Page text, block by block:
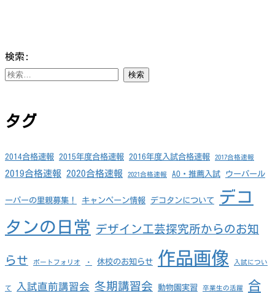
検索:
タグ
2014合格速報 2015年度合格速報 2016年度入試合格速報 2017合格速報
2019合格速報 2020合格速報 2021合格速報 AO・推薦入試 ウーパール
ーパーの里親募集！ キャンペーン情報 デコタンについて
デコ
タンの日常
デザイン工芸探究所からのお知
らせ ポートフォリオ ・ 休校のお知らせ 作品画像 入試につい
て 入試直前講習会 冬期講習会 動物園実習 卒業生の活躍
合